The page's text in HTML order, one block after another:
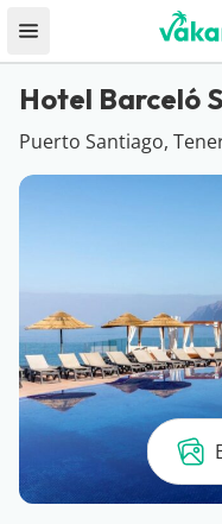
Open menu
Hotel Barceló
Puerto Santiago,